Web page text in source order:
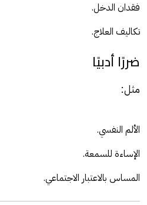
فقدان الدخل.
تكاليف العلاج.
ضررًا أدبيًا
مثل:
الألم النفسي.
الإساءة للسمعة.
المساس بالاعتبار الاجتماعي.